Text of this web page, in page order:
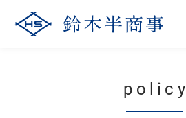
policy